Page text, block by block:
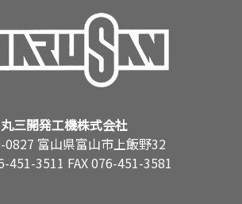
丸三開発工機株式会社
0827 富山県富山市上飯野32
451-3511 FAX 076-451-3581